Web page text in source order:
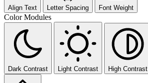
Align Text Letter Spacing Font Weight
Color Modules
Dark Contrast Light Contrast High Contrast